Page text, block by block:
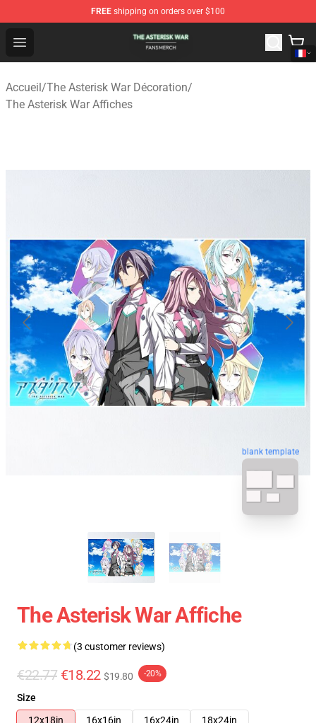
FREE shipping on orders over $100
Open menu
The Asterisk War Shop - Official The Asterisk War
Accueil/The Asterisk War Décoration/
The Asterisk War Affiches
blank template
The Asterisk War Affiche
(3 customer reviews)
€22.77 €18.22 $19.80 -20%
Size
12x18in
16x16in 16x24in 18x24in